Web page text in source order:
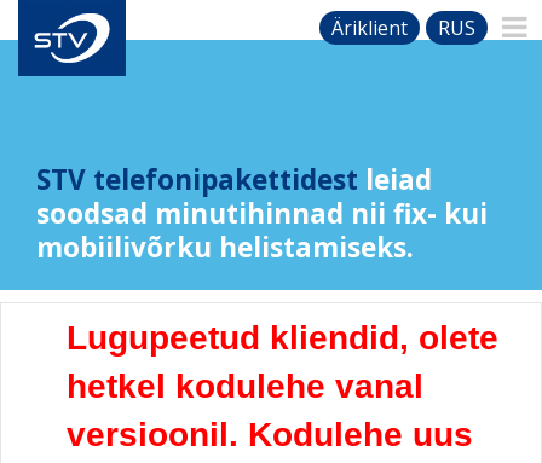
Äriklient RUS
STV telefonipakettidest leiad
soodsad minutihinnad nii fix- kui
mobiilivõrku helistamiseks.
Lugupeetud kliendid, olete
hetkel kodulehe vanal
versioonil. Kodulehe uus